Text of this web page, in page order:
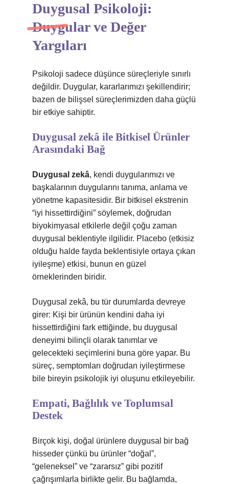
Duygusal Psikoloji:
Duygular ve Değer
Yargıları
Psikoloji sadece düşünce süreçleriyle sınırlı
değildir. Duygular, kararlarımızı şekillendirir;
bazen de bilişsel süreçlerimizden daha güçlü
bir etkiye sahiptir.
Duygusal zekâ ile Bitkisel Ürünler
Arasındaki Bağ
Duygusal zekâ, kendi duygularımızı ve
başkalarının duygularını tanıma, anlama ve
yönetme kapasitesidir. Bir bitkisel ekstrenin
“iyi hissettirdiğini” söylemek, doğrudan
biyokimyasal etkilerle değil çoğu zaman
duygusal beklentiyle ilgilidir. Placebo (etkisiz
olduğu halde fayda beklentisiyle ortaya çıkan
iyileşme) etkisi, bunun en güzel
örneklerinden biridir.
Duygusal zekâ, bu tür durumlarda devreye
girer: Kişi bir ürünün kendini daha iyi
hissettirdiğini fark ettiğinde, bu duygusal
deneyimi bilinçli olarak tanımlar ve
gelecekteki seçimlerini buna göre yapar. Bu
süreç, semptomları doğrudan iyileştirmese
bile bireyin psikolojik iyi oluşunu etkileyebilir.
Empati, Bağlılık ve Toplumsal
Destek
Birçok kişi, doğal ürünlere duygusal bir bağ
hisseder çünkü bu ürünler “doğal”,
“geleneksel” ve “zararsız” gibi pozitif
çağrışımlarla birlikte gelir. Bu bağlamda,